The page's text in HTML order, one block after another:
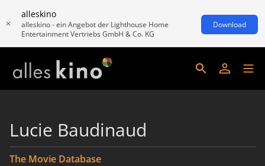
alleskino
alleskino - ein Angebot der Lighthouse Home
Entertainment Vertriebs GmbH & Co. KG
Download
Lucie Baudinaud
The Movie Database